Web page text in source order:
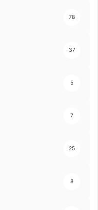
78
37
5
7
25
8